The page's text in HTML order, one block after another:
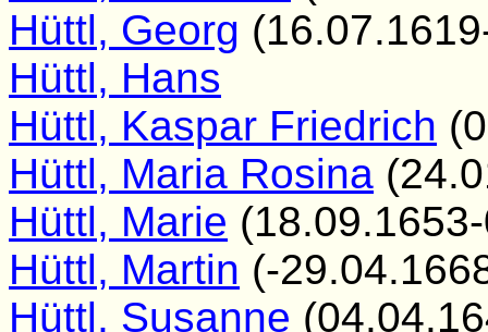
Hüttl, Georg
Hüttl, Hans
Hüttl, Kaspar Friedrich
Hüttl, Maria Rosina
Hüttl, Marie
Hüttl, Martin (-
Hüttl, Susanne